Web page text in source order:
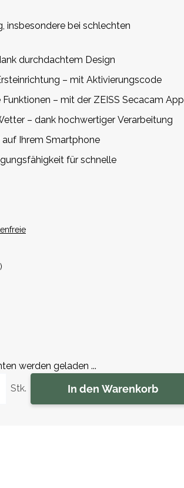
insbesondere bei schlechten
durchdachtem Design
– mit Aktivierungscode
– mit der ZEISS Secacam App
– dank hochwertiger Verarbeitung
Ihrem Smartphone
für schnelle
)
Stk. In den Warenkorb
werden geladen ...